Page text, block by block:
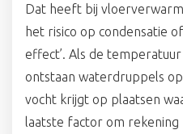
Dat heeft bij
het risico op condensatie
effect’. Als de
ontstaan waterdruppels
vocht krijgt op plaatsen
laatste factor om rekening